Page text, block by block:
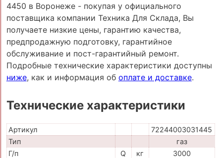
4450 в Воронеже - покупая у официального
поставщика компании Техника Для Склада, Вы
получаете низкие цены, гарантию качества,
предпродажную подготовку, гарантийное
обслуживание и пост-гарантийный ремонт.
Подробные технические характеристики доступны
ниже, как и информация об оплате и доставке.
Технические характеристики
Артикул
72244003031445
Тип
газ
Г/п
Q кг
3000